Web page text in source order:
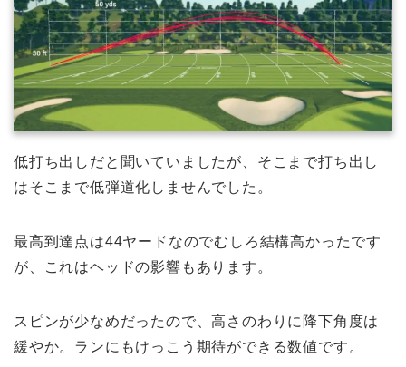
低打ち出しだと聞いていましたが、そこまで打ち出し
はそこまで低弾道化しませんでした。
最高到達点は44ヤードなのでむしろ結構高かったです
が、これはヘッドの影響もあります。
スピンが少なめだったので、高さのわりに降下角度は
緩やか。ランにもけっこう期待ができる数値です。